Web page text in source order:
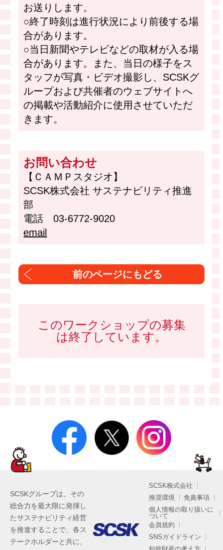
お送りします。
○終了時刻は進行状況により前後する場
合があります。
○当日新聞やテレビなどの取材が入る場
合があります。また、当日の様子をス
タッフが写真・ビデオ撮影し、SCSKグ
ループおよび共催者のウェブサイトへ
の掲載や活動紹介に使用させていただ
きます。
お問い合わせ
【ＣＡＭＰスタジオ】
SCSK株式会社 サステナビリティ推進
部
電話 03-6772-9020
email
このワークショップの募集
は終了しています。
SCSKグループは、その
総合力を最大限に発揮し
たサステナビリティ経営
を推進することで、各ス
テークホルダーと共に、
SCSK株式会社
推奨環境
免責事項
個人情報の取り扱いに
ついて
会員規約
SNSガイドライン